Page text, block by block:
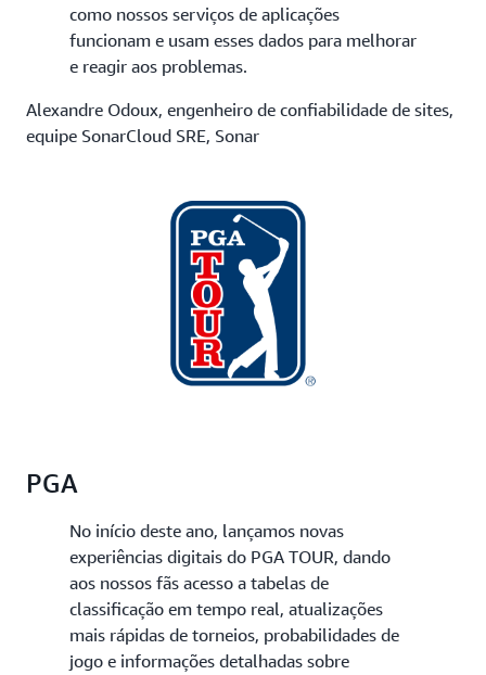
como nossos serviços de aplicações
funcionam e usam esses dados para melhorar
e reagir aos problemas.
Alexandre Odoux, engenheiro de confiabilidade de sites,
equipe SonarCloud SRE, Sonar
PGA
No início deste ano, lançamos novas
experiências digitais do PGA TOUR, dando
aos nossos fãs acesso a tabelas de
classificação em tempo real, atualizações
mais rápidas de torneios, probabilidades de
jogo e informações detalhadas sobre